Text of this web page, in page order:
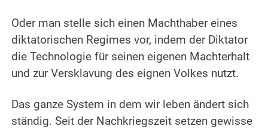
Oder man stelle sich einen Machthaber eines
diktatorischen Regimes vor, indem der Diktator
die Technologie für seinen eigenen Machterhalt
und zur Versklavung des eignen Volkes nutzt.
Das ganze System in dem wir leben ändert sich
ständig.Seit der Nachkriegszeit setzen gewisse